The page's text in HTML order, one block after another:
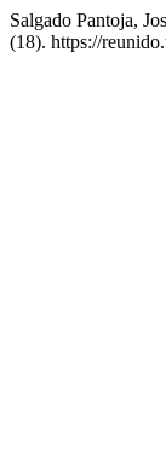
Salgado Pantoja,
(18). https://